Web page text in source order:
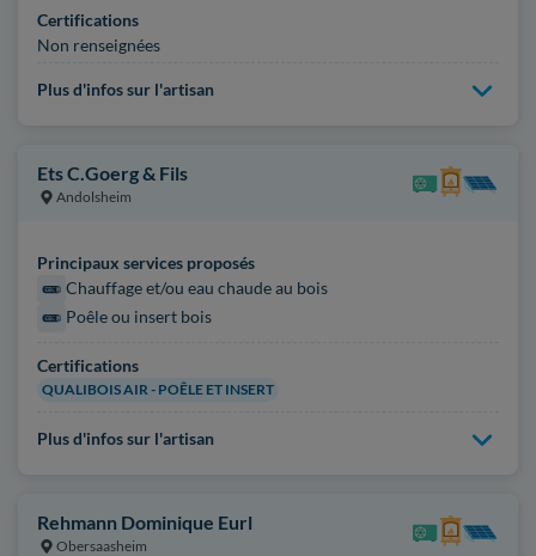
Certifications
Non renseignées
Plus d'infos sur l'artisan
Ets C.Goerg & Fils
Andolsheim
Principaux services proposés
Chauffage et/ou eau chaude au bois
Poêle ou insert bois
Certifications
QUALIBOIS AIR - POÊLE ET INSERT
Plus d'infos sur l'artisan
Rehmann Dominique Eurl
Obersaasheim